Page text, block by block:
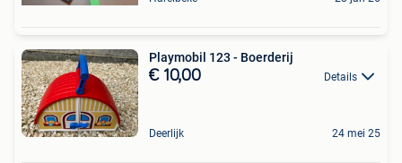
Playmobil 123 - Boerderij
€ 10,00 Details
Deerlijk 24 mei 25